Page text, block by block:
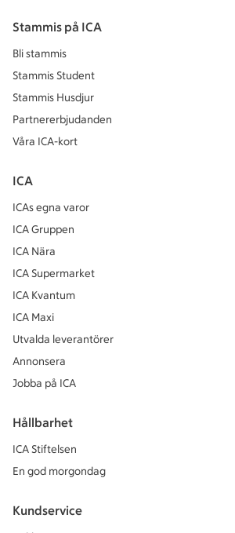
Stammis på ICA
Bli stammis
Stammis Student
Stammis Husdjur
Partnererbjudanden
Våra ICA-kort
ICA
ICAs egna varor
ICA Gruppen
ICA Nära
ICA Supermarket
ICA Kvantum
ICA Maxi
Utvalda leverantörer
Annonsera
Jobba på ICA
Hållbarhet
ICA Stiftelsen
En god morgondag
Kundservice